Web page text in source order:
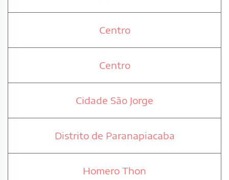
Centro
Centro
Cidade São Jorge
Distrito de Paranapiacaba
Homero Thon